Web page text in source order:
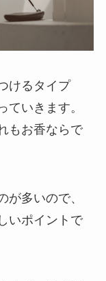
けるタイプ
ていきます。
もお香ならで
が多いので、
いポイントで